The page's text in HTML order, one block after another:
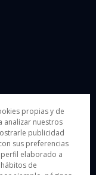
propias y de
analizar nuestros
publicidad
sus preferencias
perfil elaborado a
de